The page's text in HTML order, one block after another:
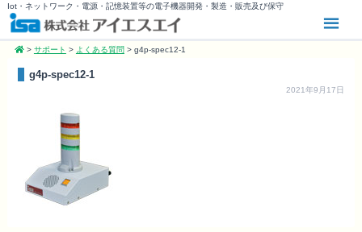
Iot・ネットワーク・電源・記憶装置等の電子機器開発・製造・販売及び保守
> サポート > よくある質問 > g4p-spec12-1
g4p-spec12-1
2021年9月17日